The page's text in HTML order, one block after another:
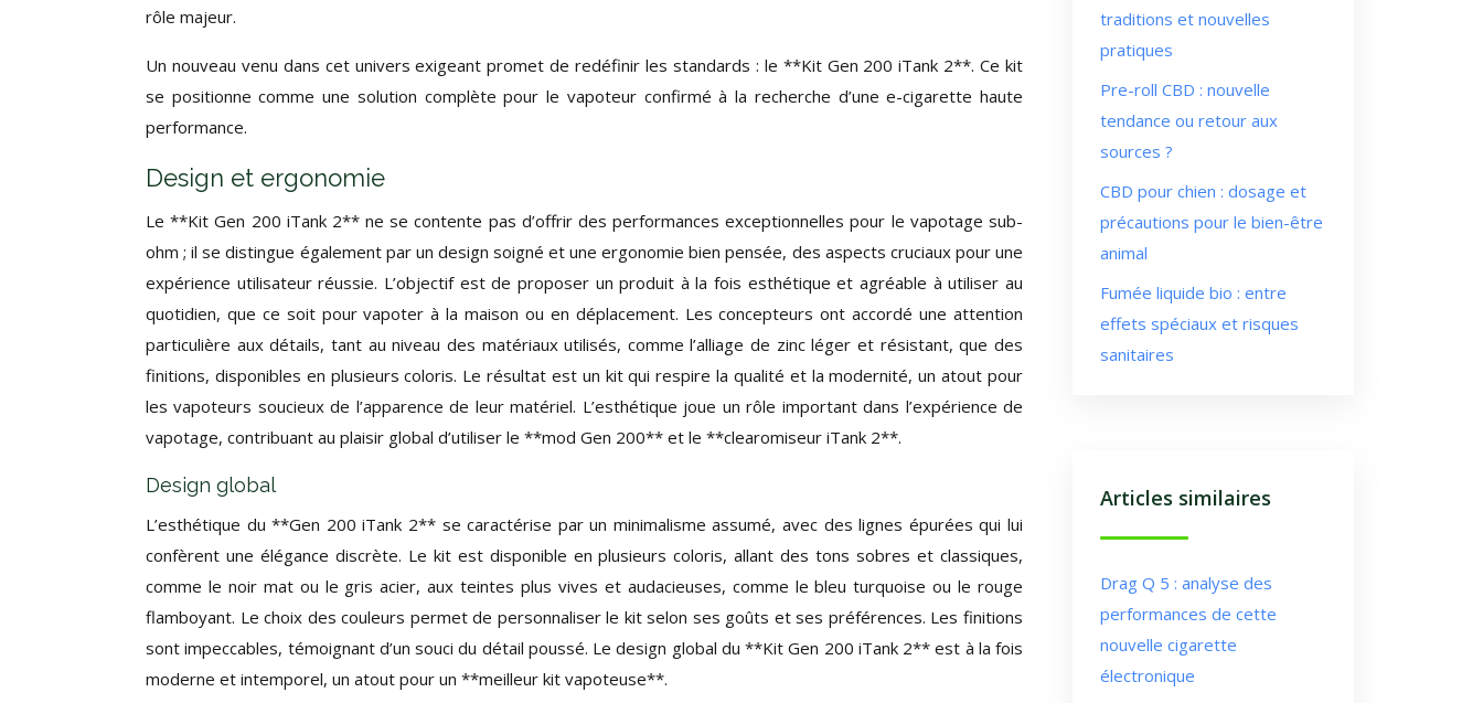
rôle majeur.
Un nouveau venu dans cet univers exigeant promet de redéfinir les standards : le **Kit Gen 200 iTank 2**. Ce kit
se positionne comme une solution complète pour le vapoteur confirmé à la recherche d’une e-cigarette haute
performance.
Design et ergonomie
Le **Kit Gen 200 iTank 2** ne se contente pas d’offrir des performances exceptionnelles pour le vapotage sub-
ohm ; il se distingue également par un design soigné et une ergonomie bien pensée, des aspects cruciaux pour une
expérience utilisateur réussie. L’objectif est de proposer un produit à la fois esthétique et agréable à utiliser au
quotidien, que ce soit pour vapoter à la maison ou en déplacement. Les concepteurs ont accordé une attention
particulière aux détails, tant au niveau des matériaux utilisés, comme l’alliage de zinc léger et résistant, que des
finitions, disponibles en plusieurs coloris. Le résultat est un kit qui respire la qualité et la modernité, un atout pour
les vapoteurs soucieux de l’apparence de leur matériel. L’esthétique joue un rôle important dans l’expérience de
vapotage, contribuant au plaisir global d’utiliser le **mod Gen 200** et le **clearomiseur iTank 2**.
Design global
L’esthétique du **Gen 200 iTank 2** se caractérise par un minimalisme assumé, avec des lignes épurées qui lui
confèrent une élégance discrète. Le kit est disponible en plusieurs coloris, allant des tons sobres et classiques,
comme le noir mat ou le gris acier, aux teintes plus vives et audacieuses, comme le bleu turquoise ou le rouge
flamboyant. Le choix des couleurs permet de personnaliser le kit selon ses goûts et ses préférences. Les finitions
sont impeccables, témoignant d’un souci du détail poussé. Le design global du **Kit Gen 200 iTank 2** est à la fois
moderne et intemporel, un atout pour un **meilleur kit vapoteuse**.
traditions et nouvelles
pratiques
Pre-roll CBD : nouvelle
tendance ou retour aux
sources ?
CBD pour chien : dosage et
précautions pour le bien-être
animal
Fumée liquide bio : entre
effets spéciaux et risques
sanitaires
Articles similaires
Drag Q 5 : analyse des
performances de cette
nouvelle cigarette
électronique